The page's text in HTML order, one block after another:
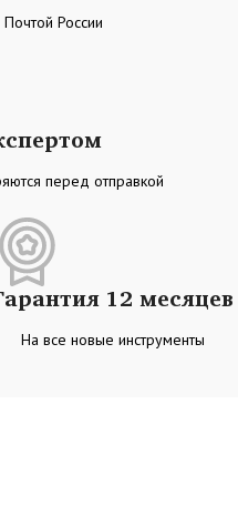
России
перед отправкой
12 месяцев
На все новые инструменты